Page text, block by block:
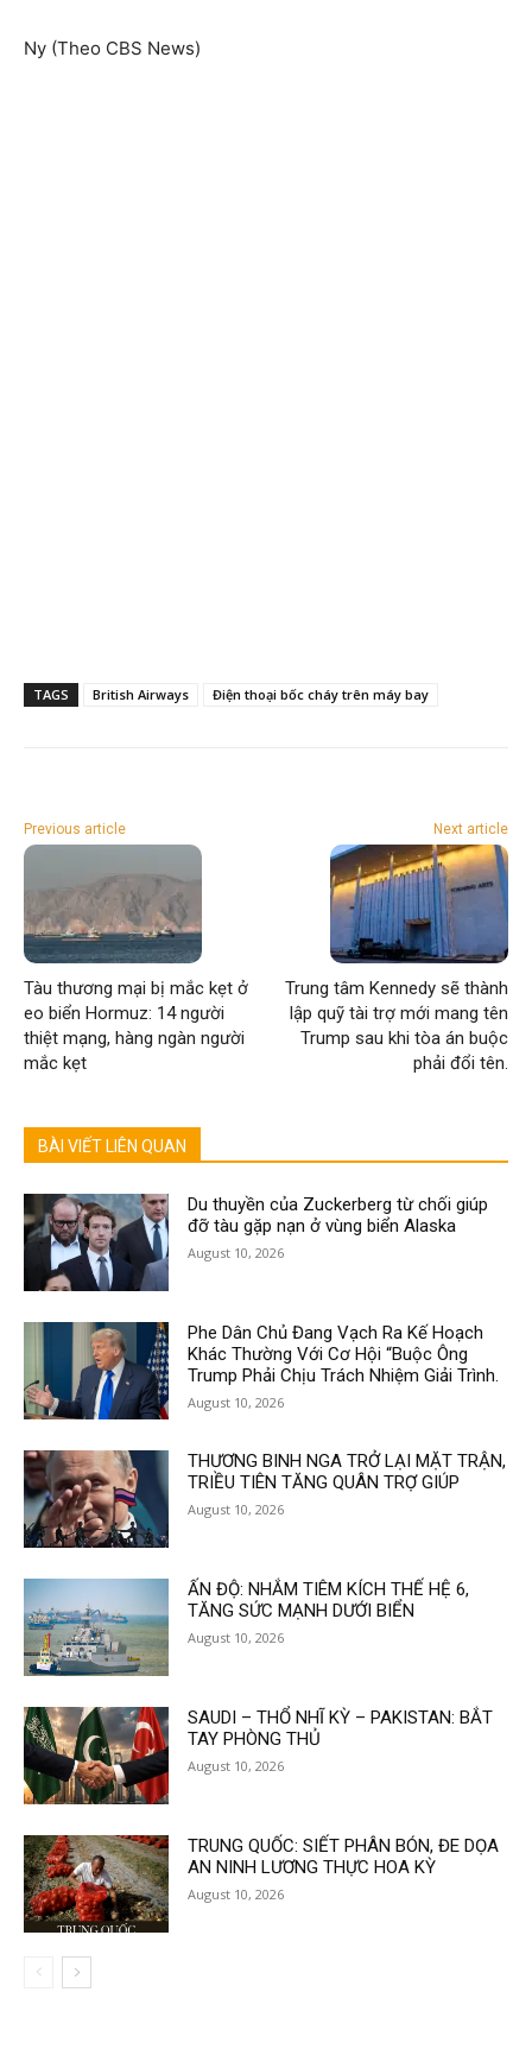
Ny (Theo CBS News)
TAGS British Airways Điện thoại bốc cháy trên máy bay
Previous article
Tàu thương mại bị mắc kẹt ở
eo biển Hormuz: 14 người
thiệt mạng, hàng ngàn người
mắc kẹt
Next article
Trung tâm Kennedy sẽ thành
lập quỹ tài trợ mới mang tên
Trump sau khi tòa án buộc
phải đổi tên.
BÀI VIẾT LIÊN QUAN
Du thuyền của Zuckerberg từ chối giúp
đỡ tàu gặp nạn ở vùng biển Alaska
August 10, 2026
Phe Dân Chủ Đang Vạch Ra Kế Hoạch
Khác Thường Với Cơ Hội “Buộc Ông
Trump Phải Chịu Trách Nhiệm Giải Trình.
August 10, 2026
THƯƠNG BINH NGA TRỞ LẠI MẶT TRẬN,
TRIỀU TIÊN TĂNG QUÂN TRỢ GIÚP
August 10, 2026
ẤN ĐỘ: NHẮM TIÊM KÍCH THẾ HỆ 6,
TĂNG SỨC MẠNH DƯỚI BIỂN
August 10, 2026
SAUDI – THỔ NHĨ KỲ – PAKISTAN: BẮT
TAY PHÒNG THỦ
August 10, 2026
TRUNG QUỐC: SIẾT PHÂN BÓN, ĐE DỌA
AN NINH LƯƠNG THỰC HOA KỲ
August 10, 2026